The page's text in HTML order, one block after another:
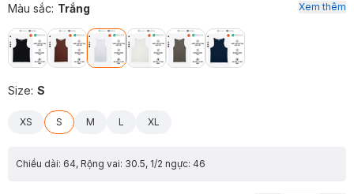
Màu sắc: Trắng
Size: S
XS S M L XL
Chiều dài: 64, Rộng vai: 30.5, 1/2 ngực: 46
Xem thêm